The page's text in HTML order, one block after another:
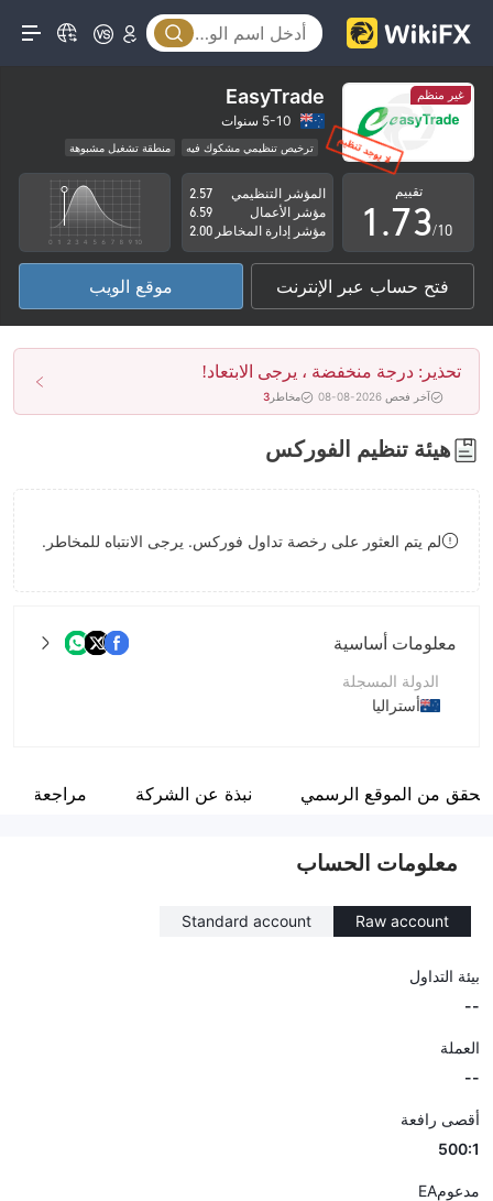
غير منظم EasyTrade
5-10 سنوات
ترخيص تنظيمي مشكوك فيه
منطقة تشغيل مشبوهة
مخاطر عالية
تقييم
0
1
2
3
4
5
6
7
8
.
3
4
5
6
7
8
9
0
1
2
3
4
5
6
7
8
9
/10
المؤشر التنظيمي
2.57
مؤشر الأعمال
6.59
مؤشر إدارة المخاطر 2.00
فتح حساب عبر الإنترنت موقع الويب
تحذير: درجة منخفضة ، يرجى الابتعاد!
آخر فحص 2026-08-08 مخاطر 3
هيئة تنظيم الفوركس
لم يتم العثور على رخصة تداول فوركس. يرجى الانتباه للمخاطر.
معلومات أساسية
الدولة المسجلة
أستراليا
اسم الشركة
من الموقع الرسمي نبذة عن الشركة مراجعة
معلومات الحساب
Raw account
Standard account
بيئة التداول
--
العملة
--
أقصى رافعة
500:1
مدعومEA